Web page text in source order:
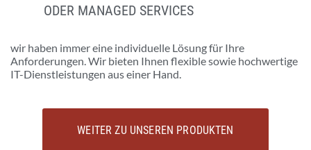
ODER MANAGED SERVICES
wir haben immer eine individuelle Lösung für Ihre
Anforderungen. Wir bieten Ihnen flexible sowie hochwertige
IT-Dienstleistungen aus einer Hand.
WEITER ZU UNSEREN PRODUKTEN